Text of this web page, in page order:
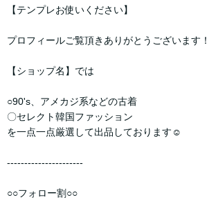
【テンプレお使いください】
プロフィールご覧頂きありがとうございます！
【ショップ名】では
○90's、アメカジ系などの古着
〇セレクト韓国ファッション
を一点一点厳選して出品しております☺︎
----------------------
○○フォロー割○○